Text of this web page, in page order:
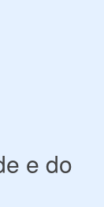
e do